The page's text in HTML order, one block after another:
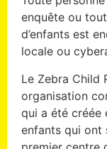
enquête ou
d’enfants est
locale ou
Le Zebra Child
organisation
qui a été créée
enfants qui ont